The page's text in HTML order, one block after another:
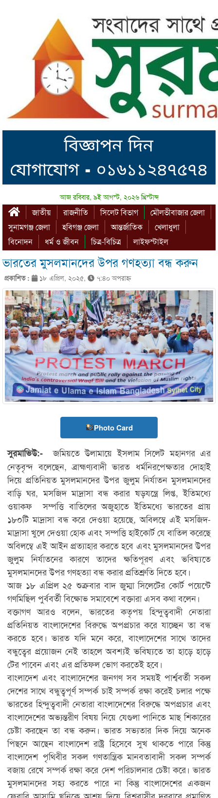
আজ রবিবার, ৯ই আগস্ট, ২০২৬ খ্রিস্টাব্দ
জাতীয় রাজনীতি সিলেট বিভাগ
মৌলভীবাজার জেলা
সুনামগঞ্জ জেলা
হবিগঞ্জ জেলা আন্তর্জাতিক
খেলাধুলা
বিনোদন
ধর্ম ও জীবন চিত্র-বিচিত্র লাইফস্টাইল
ভারতের মুসলমানদের উপর গণহত্যা বন্ধ করুন
প্রকাশিত : ১৮ এপ্রিল, ২০২৫, ৭:৪০ অপরাহ্ণ
Photo Card
সুরমাভিউ:-জমিয়তে উলামায়ে ইসলাম সিলেট মহানগর এর
নেতৃবৃন্দ বলেছেন, ব্রাহ্মণ্যবাদী ভারত ধর্মনিরপেক্ষতার দোহাই
দিয়ে প্রতিনিয়ত মুসলমানদের উপর জুলুম নির্যাতন মুসলমানদের
বাড়ি ঘর, মসজিদ মাদ্রাসা বন্ধ করার ষড়যন্ত্রে লিপ্ত, ইতিমধ্যে
ওয়াকফ সম্পত্তি বাতিলের অজুহাতে ইতিমধ্যে ভারতের প্রায়
১৮০টি মাদ্রাসা বন্ধ করে দেওয়া হয়েছে, অবিলম্বে এই মসজিদ-
মাদ্রাসা খুলে দেওয়া হোক এবং সম্পত্তি হাইকোর্ট যে বাতিল করেছে
অবিলম্বে এই আইন প্রত্যাহার করতে হবে এবং মুসলমানদের উপর
জুলুম নির্যাতনের কারণে তাদের ক্ষতিপূরণ এবং ভবিষ্যতে
মুসলমানদের উপর গণহত্যা‌ বন্ধ করার প্রতিশ্রুতি দিতে হবে।
আজ ১৮ এপ্রিল ২৫ শুক্রবার বাদ জুম্মা সিলেটের কোর্ট পয়েন্টে
গণমিছিল পুর্ববর্তী বিক্ষোভ সমাবেশে বক্তারা এসব কথা বলেন।
বক্তাগণ আরও বলেন, ভারতের কতৃপয় হিন্দুত্ববাদী নেতারা
প্রতিনিয়ত বাংলাদেশের বিরুদ্ধে অপপ্রচার করে যাচ্ছেন তা বন্ধ
করতে হবে। ভারত যদি মনে করে, বাংলাদেশের সাথে তাদের
বন্ধুত্বের প্রয়োজন নেই তাহলে অবশ্যই ভবিষ্যতে তা হাড়ে হাড়ে
টের পাবেন এবং এর প্রতিফল ভোগ করতেই হবে।
বাংলাদেশ এবং বাংলাদেশের জনগণ সব সময়ই পার্শ্ববর্তী সকল
দেশের সাথে বন্ধুত্বপূর্ণ সম্পর্ক চাই সম্পর্ক রক্ষা করেই চলার পক্ষে
ভারতের হিন্দুত্ববাদী নেতারা বাংলাদেশের বিরুদ্ধে অপপ্রচার এবং
বাংলাদেশের অভ্যন্তরীণ বিষয় নিয়ে যেগুলা পানিতে মাছ শিকারের
চেষ্টা করছেন তা বন্ধ করুন। ভারত সভ্যতার দিক দিয়ে অনেক
পিছনে আছেন বাংলাদেশ রাষ্ট্র হিসেবে সুখ থাকতে পারে কিন্তু
বাংলাদেশ পৃথিবীর সকল গণতান্ত্রিক মানবতাবাদী সকল সম্পর্ক
বজায় রেখে সম্পর্ক রক্ষা করে দেশ পরিচালনার চেষ্টা করে। ভারত
মুসলমানদের সহ্য করতে পারে না কিন্তু বাংলাদেশের একজন